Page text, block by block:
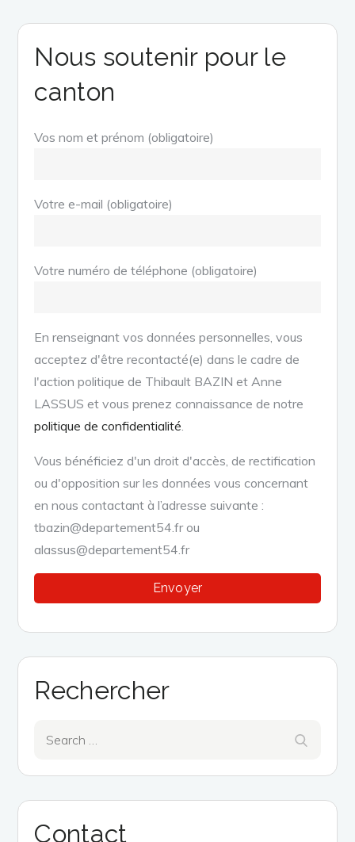
Nous soutenir pour le
canton
Vos nom et prénom (obligatoire)
Votre e-mail (obligatoire)
Votre numéro de téléphone (obligatoire)
En renseignant vos données personnelles, vous
acceptez d'être recontacté(e) dans le cadre de
l'action politique de Thibault BAZIN et Anne
LASSUS et vous prenez connaissance de notre
politique de confidentialité
Vous bénéficiez d'un droit d'accès, de rectification
ou d'opposition sur les données vous concernant
en nous contactant à l’adresse suivante :
tbazin@departement54.fr ou
alassus@departement54.fr
Rechercher
Contact